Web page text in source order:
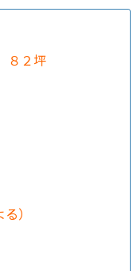
８２坪
）